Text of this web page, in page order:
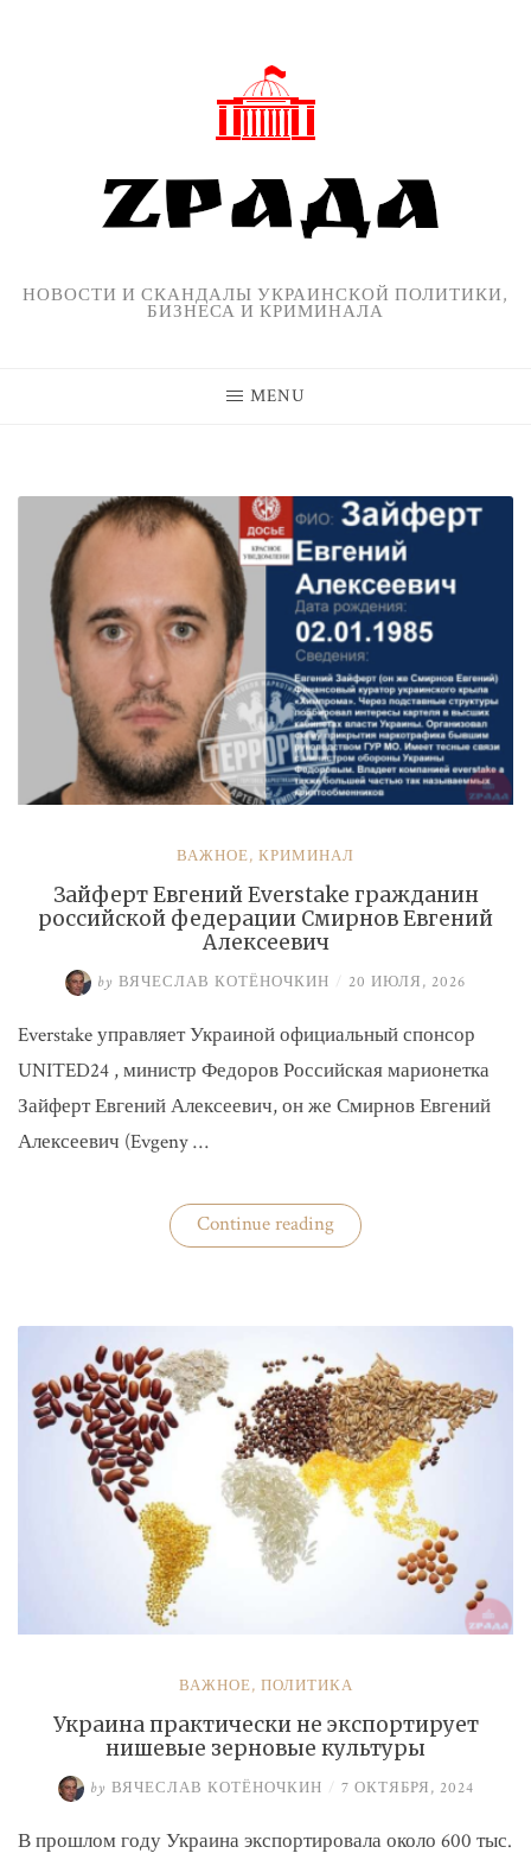
НОВОСТИ И СКАНДАЛЫ УКРАИНСКОЙ ПОЛИТИКИ,
БИЗНЕСА И КРИМИНАЛА
MENU
ВАЖНОЕ, КРИМИНАЛ
Зайферт Евгений Everstake гражданин
российской федерации Смирнов Евгений
Алексеевич
by ВЯЧЕСЛАВ КОТЁНОЧКИН / 20 ИЮЛЯ, 2026
Everstake управляет Украиной официальный спонсор
UNITED24 , министр Федоров Российская марионетка
Зайферт Евгений Алексеевич, он же Смирнов Евгений
Алексеевич (Evgeny …
Continue reading«Зайферт
Евгений
федерации
Евгений
Алексеевич»
ВАЖНОЕ, ПОЛИТИКА
Украина практически не экспортирует
нишевые зерновые культуры
by ВЯЧЕСЛАВ КОТЁНОЧКИН / 7 ОКТЯБРЯ, 2024
В прошлом году Украина экспортировала около 600 тыс.